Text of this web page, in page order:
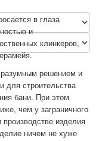
в глаза
и
клинкеров,
разумным решением и
для строительства
бани. При этом
чем у заграничного
производстве изделия
ничем не хуже